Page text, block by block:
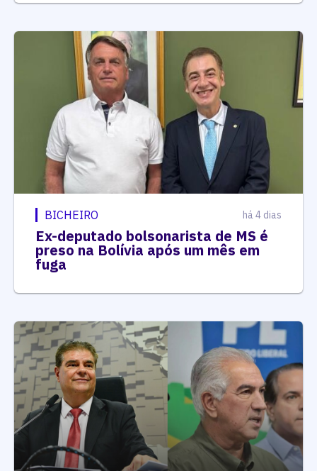
BICHEIRO há 4 dias
Ex-deputado bolsonarista de MS é
preso na Bolívia após um mês em
fuga